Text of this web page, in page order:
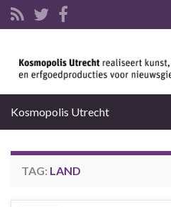
Kosmopolis Utrecht
TAG: LAND